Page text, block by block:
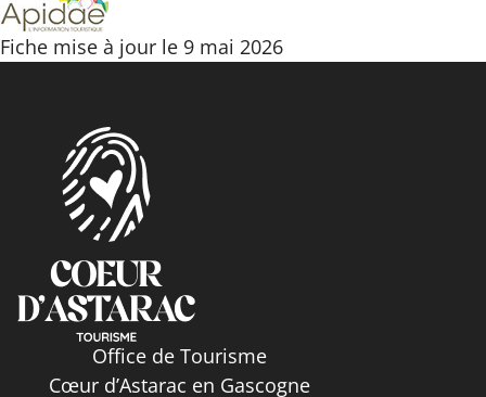
Fiche mise à jour le 9 mai 2026
Office de Tourisme
Cœur d’Astarac en Gascogne